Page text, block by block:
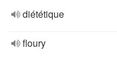
diététique
floury